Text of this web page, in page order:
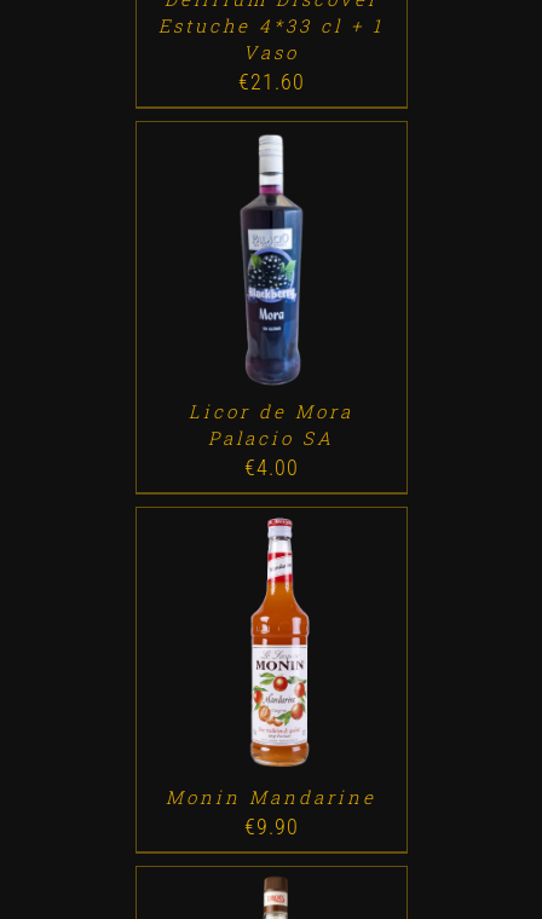
Estuche 4*33 cl + 1
Vaso
€21.60
ADD TO CART /
Licor de Mora
Palacio SA
€4.00
ADD TO CART / DETALLES
Monin Mandarine
€9.90